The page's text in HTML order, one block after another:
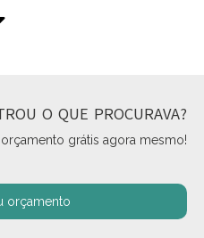
O QUE PROCURAVA?
orçamento grátis agora mesmo!
orçamento